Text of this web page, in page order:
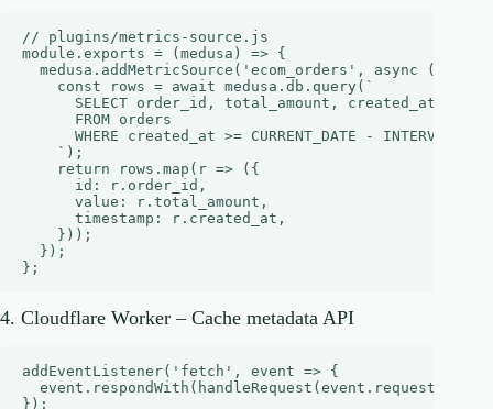
// plugins/metrics-source.js
module.exports = (medusa) => {
  medusa.addMetricSource('ecom_orders', async () => {
    const rows = await medusa.db.query(`
      SELECT order_id, total_amount, created_at
      FROM orders
WHERE created_at >= CURRENT_DATE - INTERVAL '30
    `);
    return rows.map(r => ({
      id: r.order_id,
      value: r.total_amount,
      timestamp: r.created_at,
    }));
  });
4. Cloudflare Worker – Cache metadata API
addEventListener('fetch', event => {
  event.respondWith(handleRequest(event.request));
});